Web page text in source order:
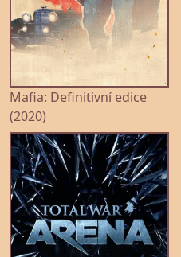
Mafia: Definitivní edice
(2020)